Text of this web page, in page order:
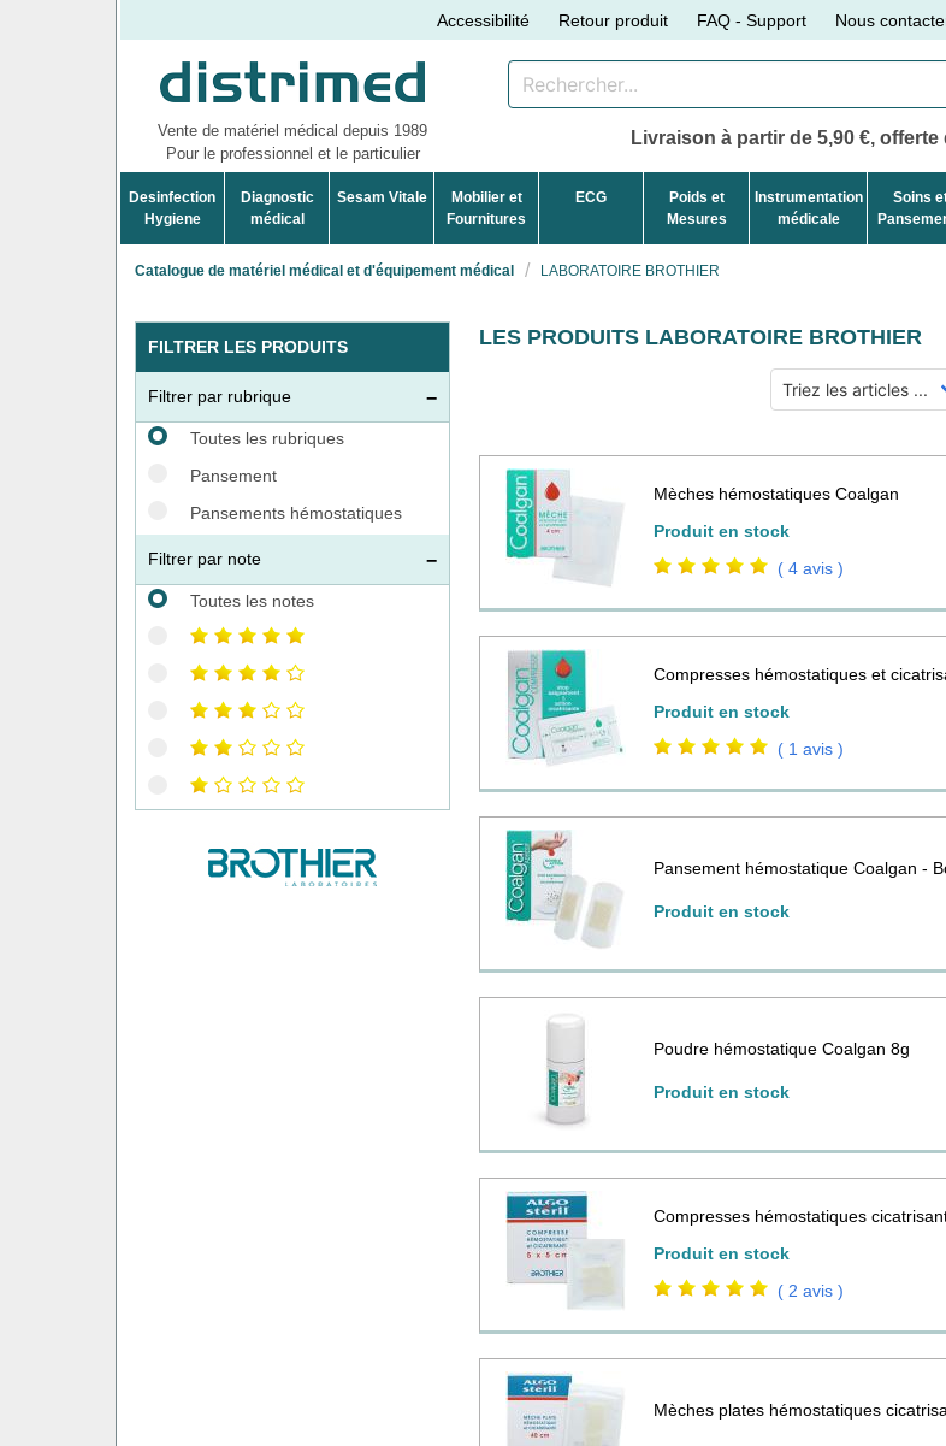
Accessibilité Retour produit FAQ - Support Nous
Vente de matériel médical depuis 1989
Pour le professionnel et le particulier
Livraison à partir de 5,90 €, offerte
Desinfection
Hygiene
Diagnostic
médical
Sesam Vitale
Mobilier et
Fournitures
ECG
Poids et
Mesures
Instrumentation
médicale
Soins
Catalogue de matériel médical et d'équipement médical LABORATOIRE BROTHIER
FILTRER LES PRODUITS
Filtrer par rubrique
Toutes les rubriques
Pansement
Pansements hémostatiques
Filtrer par note
Toutes les notes
LES PRODUITS LABORATOIRE BROTHIER
Mèches hémostatiques Coalgan
Produit en stock
( 4 avis )
Compresses hémostatiques et
Produit en stock
( 1 avis )
Pansement hémostatique Coalgan -
Produit en stock
Poudre hémostatique Coalgan 8g
Produit en stock
Compresses hémostatiques
Produit en stock
( 2 avis )
Mèches plates hémostatiques